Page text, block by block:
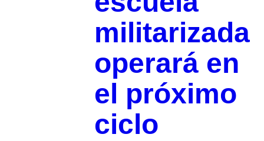
militarizada
operará en
el próximo
ciclo